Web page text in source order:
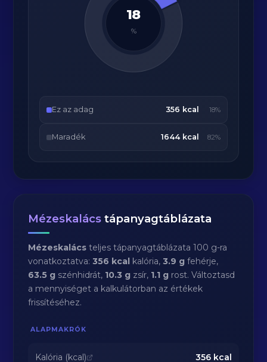
18
%
Ez az adag 356 kcal 18%
Maradék 1644 kcal 82%
Mézeskalács tápanyagtáblázata
Mézeskalács teljes tápanyagtáblázata 100 g-ra
vonatkoztatva:356 kcal kalória,3.9 g fehérje,
63.5 g szénhidrát, 10.3 g zsír, 1.1 g rost. Változtasd
a mennyiséget a kalkulátorban az értékek
frissítéséhez.
ALAPMAKRÓK
Kalória (kcal) 356kcal